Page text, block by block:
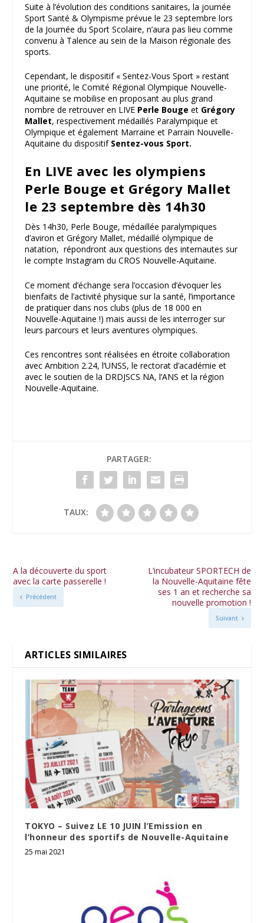
Suite à l’évolution des conditions sanitaires, la journée
Sport Santé & Olympisme prévue le 23 septembre lors
de la Journée du Sport Scolaire, n’aura pas lieu comme
convenu à Talence au sein de la Maison régionale des
sports.
Cependant, le dispositif « Sentez-Vous Sport » restant
une priorité, le Comité Régional Olympique Nouvelle-
Aquitaine se mobilise en proposant au plus grand
nombre de retrouver en LIVE Perle Bouge et Grégory
Mallet, respectivement médaillés Paralympique et
Olympique et également Marraine et Parrain Nouvelle-
Aquitaine du dispositif Sentez-vous Sport.
En LIVE avec les olympiens
Perle Bouge et Grégory Mallet
le 23 septembre dès 14h30
Dès 14h30, Perle Bouge, médaillée paralympiques
d’aviron et Grégory Mallet, médaillé olympique de
natation, répondront aux questions des internautes sur
le compte Instagram du CROS Nouvelle-Aquitaine.
Ce moment d’échange sera l’occasion d’évoquer les
bienfaits de l’activité physique sur la santé, l’importance
de pratiquer dans nos clubs (plus de 18 000 en
Nouvelle-Aquitaine !) mais aussi de les interroger sur
leurs parcours et leurs aventures olympiques.
Ces rencontres sont réalisées en étroite collaboration
avec Ambition 2.24, l’UNSS, le rectorat d’académie et
avec le soutien de la DRDJSCS NA, l’ANS et la région
Nouvelle-Aquitaine.
PARTAGER:
TAUX:
A la découverte du sport
avec la carte passerelle !
Précédent
L’incubateur SPORTECH de
la Nouvelle-Aquitaine fête
ses 1 an et recherche sa
nouvelle promotion !
Suivant
ARTICLES SIMILAIRES
TOKYO – Suivez LE 10 JUIN l’Emission en
l’honneur des sportifs de Nouvelle-Aquitaine
25 mai 2021